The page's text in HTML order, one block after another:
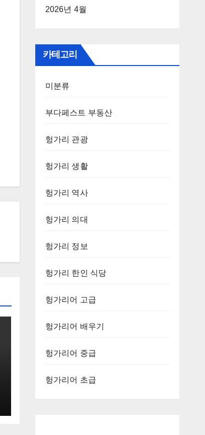
2026년 4월
카테고리
미분류
부다페스트 부동산
헝가리 관광
헝가리 생활
헝가리 역사
헝가리 의대
헝가리 정보
헝가리 한인 식당
헝가리어 고급
헝가리어 배우기
헝가리어 중급
헝가리어 초급